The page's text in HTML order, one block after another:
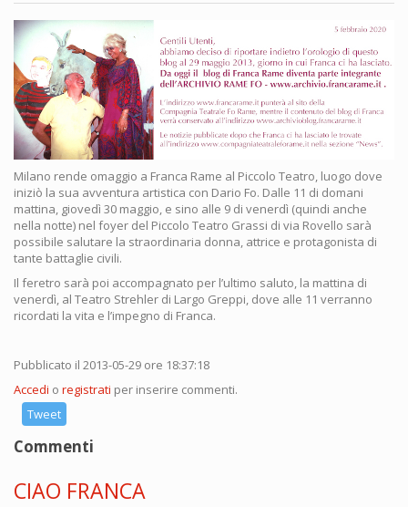
Milano rende omaggio a Franca Rame al Piccolo Teatro, luogo dove
iniziò la sua avventura artistica con Dario Fo. Dalle 11 di domani
mattina, giovedì 30 maggio, e sino alle 9 di venerdì (quindi anche
nella notte) nel foyer del Piccolo Teatro Grassi di via Rovello sarà
possibile salutare la straordinaria donna, attrice e protagonista di
tante battaglie civili.
Il feretro sarà poi accompagnato per l’ultimo saluto, la mattina di
venerdì, al Teatro Strehler di Largo Greppi, dove alle 11 verranno
ricordati la vita e l’impegno di Franca.
Pubblicato il 2013-05-29 ore 18:37:18
Accedi o registrati per inserire commenti.
Tweet
Commenti
CIAO FRANCA